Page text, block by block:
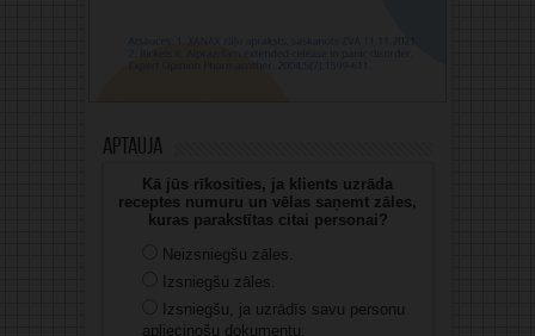
Aptauja
Kā jūs rīkosities, ja klients uzrāda
receptes numuru un vēlas saņemt zāles,
kuras parakstītas citai personai?
Neizsniegšu zāles.
Izsniegšu zāles.
Izsniegšu, ja uzrādīs savu personu
apliecinošu dokumentu.